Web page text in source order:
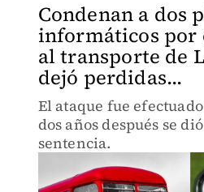
Condenan a dos
informáticos por
al transporte de
dejó perdidas...
El ataque fue
dos años después se
sentencia.